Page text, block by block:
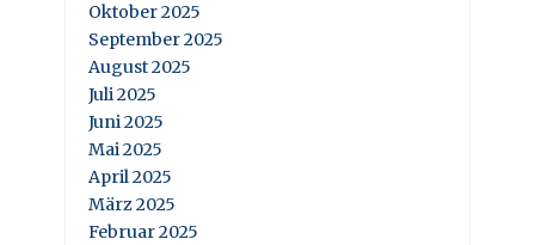
Oktober 2025
September 2025
August 2025
Juli 2025
Juni 2025
Mai 2025
April 2025
März 2025
Februar 2025